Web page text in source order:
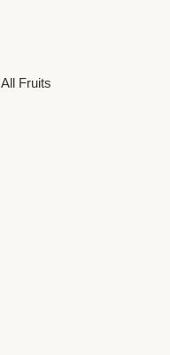
All Fruits